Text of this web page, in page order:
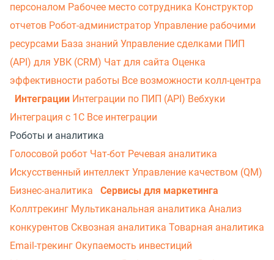
персоналом Рабочее место сотрудника Конструктор
отчетов Робот-администратор Управление рабочими
ресурсами База знаний Управление сделками ПИП
(API) для УВК (CRM) Чат для сайта Оценка
эффективности работы Все возможности колл-центра
Интеграции Интеграции по ПИП (API) Вебхуки
Интеграция с 1С Все интеграции
Роботы и аналитика
Голосовой робот Чат-бот Речевая аналитика
Искусственный интеллект Управление качеством (QM)
Бизнес-аналитика
Сервисы для маркетинга
Коллтрекинг Мультиканальная аналитика Анализ
конкурентов Сквозная аналитика Товарная аналитика
Email-трекинг Окупаемость инвестиций